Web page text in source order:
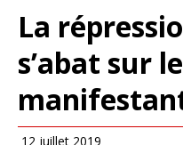
La
s’abat sur
12 juillet 2019